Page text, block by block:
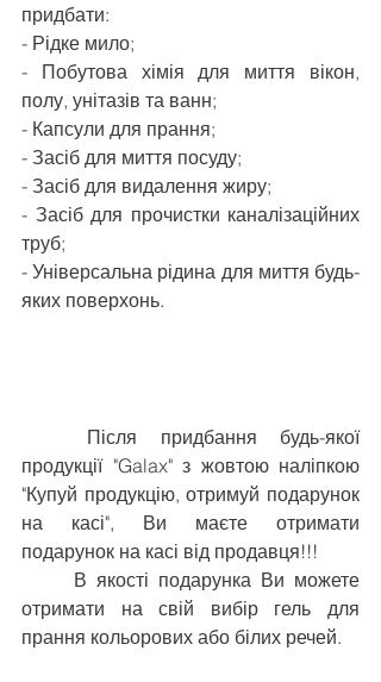
придбати:
- Рідке мило;
- Побутова хімія для миття вікон,
полу, унітазів та ванн;
- Капсули для прання;
- Засіб для миття посуду;
- Засіб для видалення жиру;
- Засіб для прочистки каналізаційних
труб;
- Універсальна рідина для миття будь-
яких поверхонь.
Після придбання будь-якої
продукції "Galax" з жовтою наліпкою
"Купуй продукцію, отримуй подарунок
на касі", Ви маєте отримати
подарунок на касі від продавця!!!
В якості подарунка Ви можете
отримати на свій вибір гель для
прання кольорових або білих речей.